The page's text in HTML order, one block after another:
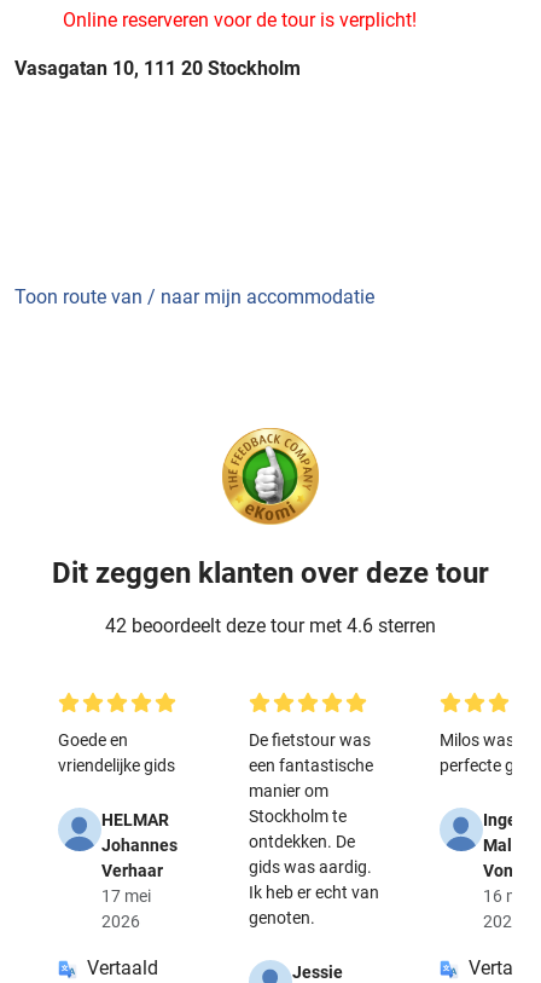
Online reserveren voor de tour is verplicht!
Vasagatan 10, 111 20 Stockholm
Toon route van / naar mijn accommodatie
Dit zeggen klanten over deze tour
42 beoordeelt deze tour met 4.6 sterren
Goede en
vriendelijke gids
HELMAR
Johannes
Verhaar
17 mei
2026
Vertaald
De fietstour was
een fantastische
manier om
Stockholm te
ontdekken. De
gids was aardig.
Ik heb er echt van
genoten.
Jessie
Milos was
perfecte gids!
Malais-
Vonk
16 mei
2026
Vertaald